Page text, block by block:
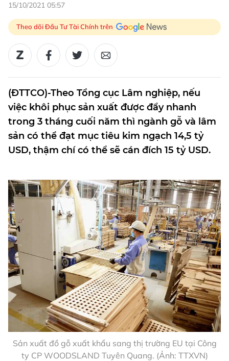
15/10/2021 05:57
Theo dõi Đầu Tư Tài Chính trên
(ĐTTCO)-Theo Tổng cục Lâm nghiệp, nếu
việc khôi phục sản xuất được đẩy nhanh
trong 3 tháng cuối năm thì ngành gỗ và lâm
sản có thể đạt mục tiêu kim ngạch 14,5 tỷ
USD, thậm chí có thể sẽ cán đích 15 tỷ USD.
Sản xuất đồ gỗ xuất khẩu sang thị trường EU tại Công
ty CP WOODSLAND Tuyên Quang. (Ảnh: TTXVN)